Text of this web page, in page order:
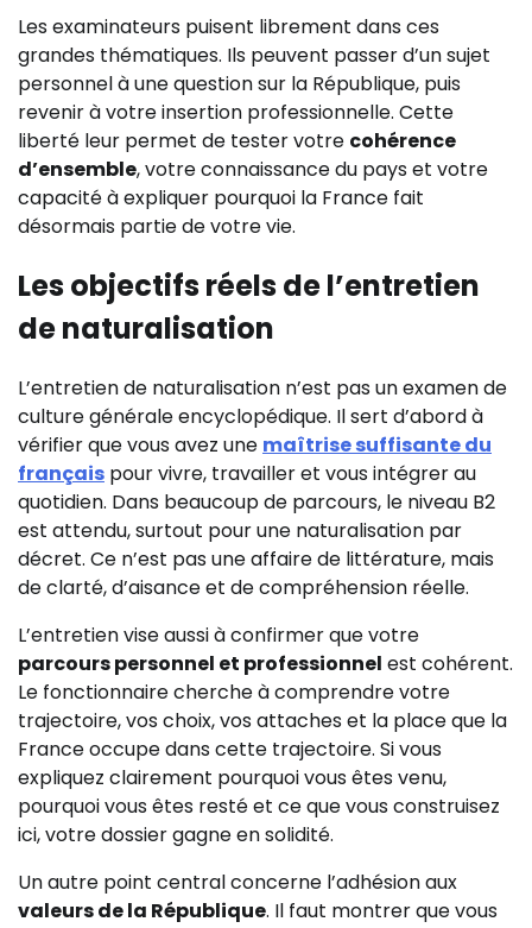
Les examinateurs puisent librement dans ces
grandes thématiques. Ils peuvent passer d’un sujet
personnel à une question sur la République, puis
revenir à votre insertion professionnelle. Cette
liberté leur permet de tester votre cohérence
d’ensemble, votre connaissance du pays et votre
capacité à expliquer pourquoi la France fait
désormais partie de votre vie.
Les objectifs réels de l’entretien
de naturalisation
L’entretien de naturalisation n’est pas un examen de
culture générale encyclopédique. Il sert d’abord à
vérifier que vous avez une maîtrise suffisante du
français pour vivre, travailler et vous intégrer au
quotidien. Dans beaucoup de parcours, le niveau B2
est attendu, surtout pour une naturalisation par
décret. Ce n’est pas une affaire de littérature, mais
de clarté, d’aisance et de compréhension réelle.
L’entretien vise aussi à confirmer que votre
parcours personnel et professionnel est cohérent.
Le fonctionnaire cherche à comprendre votre
trajectoire, vos choix, vos attaches et la place que la
France occupe dans cette trajectoire. Si vous
expliquez clairement pourquoi vous êtes venu,
pourquoi vous êtes resté et ce que vous construisez
ici, votre dossier gagne en solidité.
Un autre point central concerne l’adhésion aux
valeurs de la République. Il faut montrer que vous